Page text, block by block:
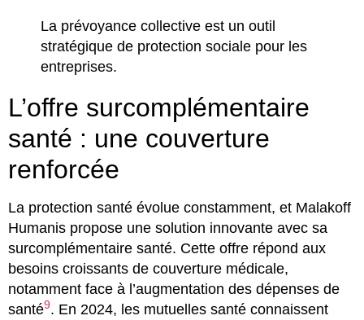
La prévoyance collective est un outil
stratégique de protection sociale pour les
entreprises.
L’offre surcomplémentaire
santé : une couverture
renforcée
La protection santé évolue constamment, et Malakoff
Humanis propose une solution innovante avec sa
surcomplémentaire santé. Cette offre répond aux
besoins croissants de couverture médicale,
notamment face à l’augmentation des dépenses de
santé9. En 2024, les mutuelles santé connaissent